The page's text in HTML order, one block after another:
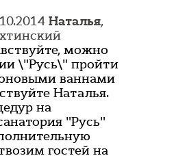
Наталья,
можно
\"Русь\" пройти
ваннами
Наталья.
на
"Русь"
гостей на